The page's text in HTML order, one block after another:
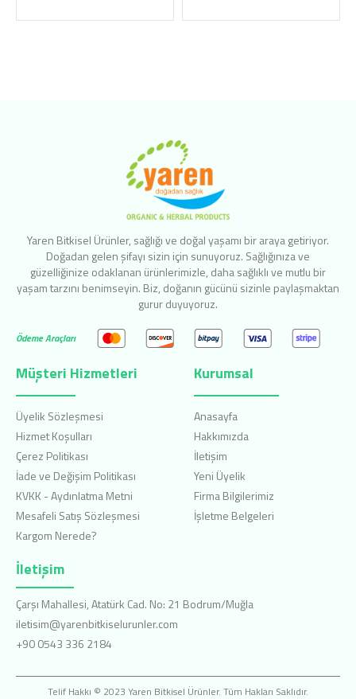
Yaren Bitkisel Ürünler, sağlığı ve doğal yaşamı bir araya getiriyor.
Doğadan gelen şifayı sizin için sunuyoruz. Sağlığınıza ve
güzelliğinize odaklanan ürünlerimizle, daha sağlıklı ve mutlu bir
yaşam tarzını benimseyin. Biz, doğanın gücünü sizinle paylaşmaktan
gurur duyuyoruz.
Ödeme Araçları
Müşteri Hizmetleri
Üyelik Sözleşmesi
Hizmet Koşulları
Çerez Politikası
İade ve Değişim Politikası
KVKK - Aydınlatma Metni
Mesafeli Satış Sözleşmesi
Kargom Nerede?
Kurumsal
Anasayfa
Hakkımızda
İletişim
Yeni Üyelik
Firma Bilgilerimiz
İşletme Belgeleri
İletişim
Çarşı Mahallesi, Atatürk Cad. No: 21 Bodrum/Muğla
iletisim@yarenbitkiselurunler.com
+90 0543 336 2184
Telif Hakkı © 2023 Yaren Bitkisel Ürünler. Tüm Hakları Saklıdır.